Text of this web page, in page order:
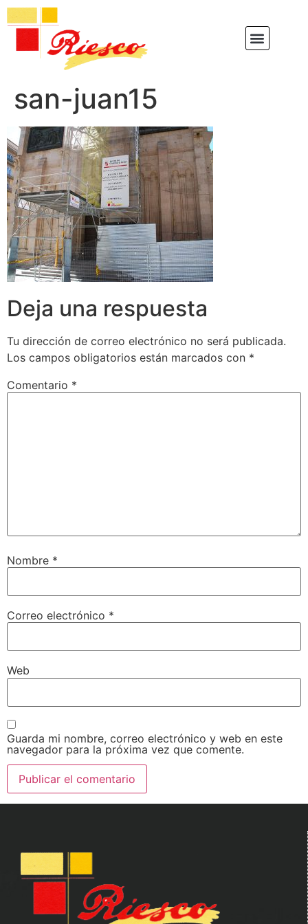
san-juan15
Deja una respuesta
Tu dirección de correo electrónico no será publicada.
Los campos obligatorios están marcados con *
Comentario *
Nombre *
Correo electrónico *
Web
Guarda mi nombre, correo electrónico y web en este
navegador para la próxima vez que comente.